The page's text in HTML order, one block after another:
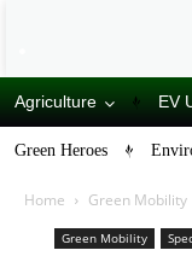
Agriculture EV
Green Heroes
Home Green Mobility
Green Mobility